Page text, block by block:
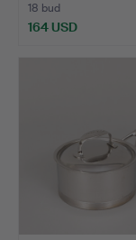
18 bud
164 USD